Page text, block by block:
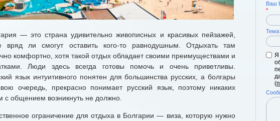
— это страна удивительно живописных и красивых пейзажей,
вряд ли смогут оставить кого-то равнодушным. Отдыхать там
комфортно, хотя такой отдых обладает своими преимуществами и
Люди здесь всегда готовы помочь и очень приветливы.
язык интуитивного понятен для большинства русских, а болгары
очередь, прекрасно понимает русский язык, поэтому никаких
с общением возникнуть не должно.
ограничение для отдыха в Болгарии — виза, которую нужно
Ваш
*
Тема:
Я
(